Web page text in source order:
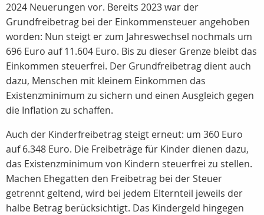
2024 Neuerungen vor. Bereits 2023 war der
Grundfreibetrag bei der Einkommensteuer angehoben
worden: Nun steigt er zum Jahreswechsel nochmals um
696 Euro auf 11.604 Euro. Bis zu dieser Grenze bleibt das
Einkommen steuerfrei. Der Grundfreibetrag dient auch
dazu, Menschen mit kleinem Einkommen das
Existenzminimum zu sichern und einen Ausgleich gegen
die Inflation zu schaffen.
Auch der Kinderfreibetrag steigt erneut: um 360 Euro
auf 6.348 Euro. Die Freibeträge für Kinder dienen dazu,
das Existenzminimum von Kindern steuerfrei zu stellen.
Machen Ehegatten den Freibetrag bei der Steuer
getrennt geltend, wird bei jedem Elternteil jeweils der
halbe Betrag berücksichtigt. Das Kindergeld hingegen